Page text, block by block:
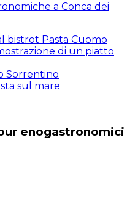
a Conca dei
bistrot Pasta Cuomo
di un piatto
Sorrentino
sul mare
enogastronomici